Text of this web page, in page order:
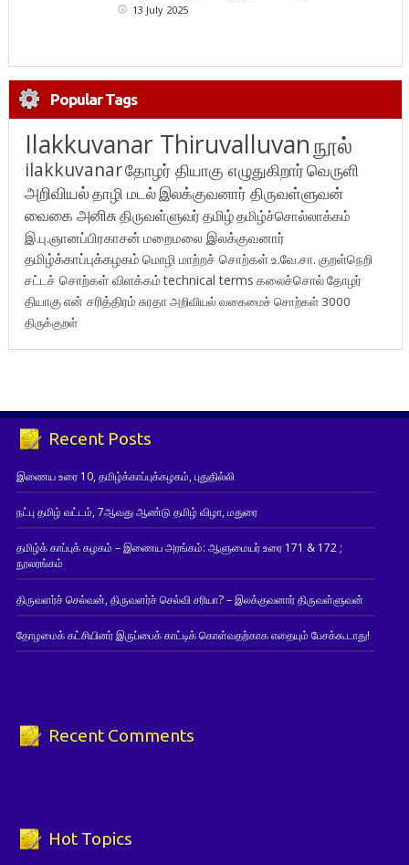
13 July 2025
Popular Tags
Ilakkuvanar Thiruvalluvanநூல்
ilakkuvanarதோழர் தியாகு எழுதுகிறார்வெருளி
அறிவியல்தாழி மடல்இலக்குவனார் திருவள்ளுவன்
வைகை அனிசுதிருவள்ளுவர்தமிழ்தமிழ்ச்சொல்லாக்கம்
இ.பு.ஞானப்பிரகாசன் மறைமலை இலக்குவனார்
தமிழ்க்காப்புக்கழகம் மொழி மாற்றச் சொற்கள்உ.வே.சா. குறள்நெறி
சட்டச் சொற்கள் விளக்கம்technical terms கலைச்சொல்தோழர்
தியாகுஎன் சரித்திரம்சுரதாஅறிவியல் வகைமைச் சொற்கள் 3000
திருக்குறள்
Recent Posts
இணைய உரை 10, தமிழ்க்காப்புக்கழகம், புதுதில்லி
நட்பு தமிழ் வட்டம், 7ஆவது ஆண்டு தமிழ் விழா, மதுரை
தமிழ்க் காப்புக் கழகம் – இணைய அரங்கம்: ஆளுமையர் உரை 171 & 172 ;
நூலரங்கம்
திருவளர்ச் செல்வன், திருவளர்ச் செல்வி சரியா? – இலக்குவனார் திருவள்ளுவன்
தோழமைக் கட்சியினர் இருப்பைக் காட்டிக் கொள்வதற்காக எதையும் பேசக்கூடாது!
Recent Comments
Hot Topics